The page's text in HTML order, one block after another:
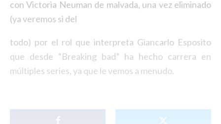
con Victoria Neuman de malvada, una vez eliminado
(ya veremos si del
todo) por el rol que interpreta Giancarlo Esposito
que desde “Breaking bad” ha hecho carrera en
múltiples series, ya que le vemos a menudo.